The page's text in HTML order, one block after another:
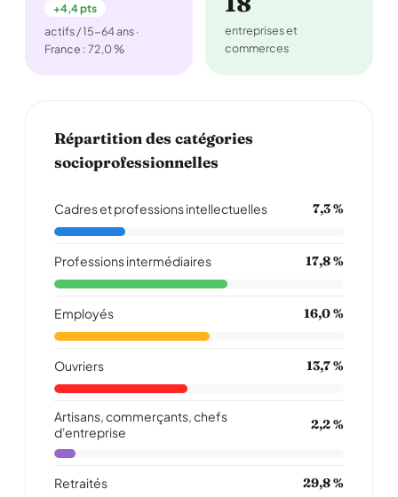
+4,4 pts
actifs / 15-64 ans ·
France : 72,0 %
entreprises et
commerces
Répartition des catégories
socioprofessionnelles
Cadres et professions intellectuelles 7,3 %
Professions intermédiaires 17,8 %
Employés 16,0 %
Ouvriers 13,7 %
Artisans, commerçants, chefs
d'entreprise
2,2 %
Retraités 29,8 %